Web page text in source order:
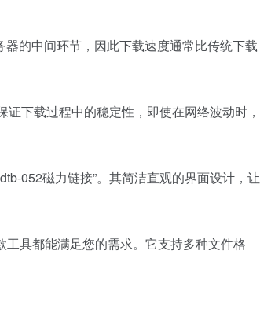
的中间环节，因此下载速度通常比传统下载
下载过程中的稳定性，即使在网络波动时，
052磁力链接”。其简洁直观的界面设计，让
具都能满足您的需求。它支持多种文件格